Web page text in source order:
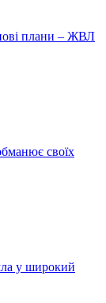
плани – ЖВЛ
своїх
у широкий